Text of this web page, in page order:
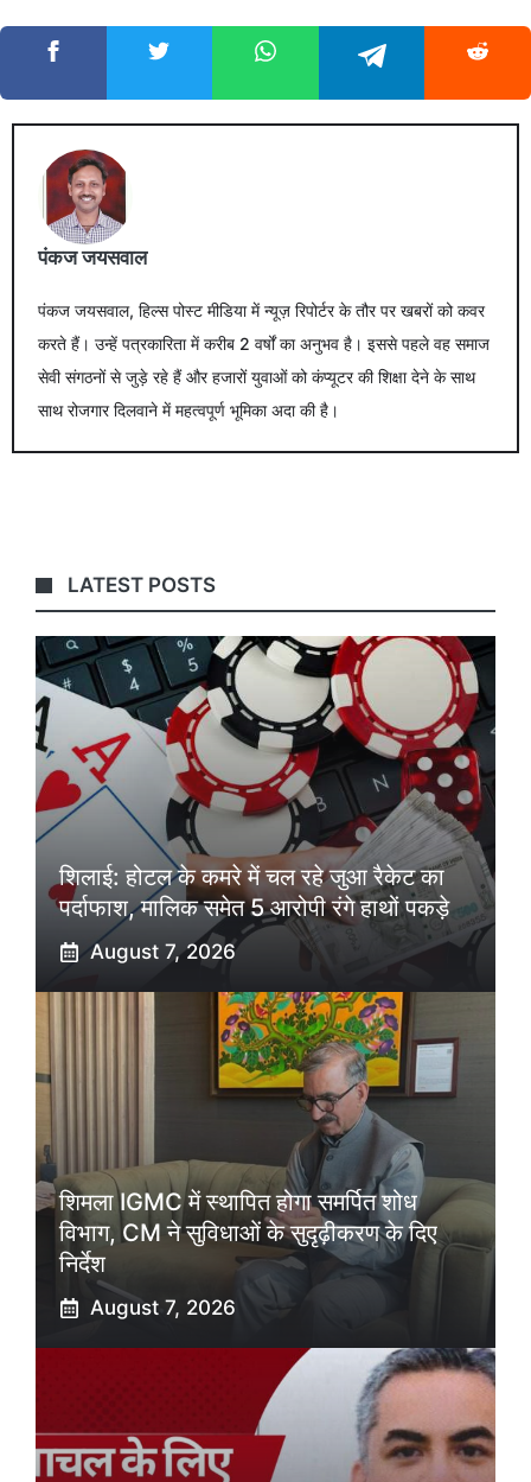
पंकज जयसवाल
पंकज जयसवाल, हिल्स पोस्ट मीडिया में न्यूज़ रिपोर्टर के तौर पर खबरों को कवर
करते हैं। उन्हें पत्रकारिता में करीब 2 वर्षों का अनुभव है। इससे पहले वह समाज
सेवी संगठनों से जुड़े रहे हैं और हजारों युवाओं को कंप्यूटर की शिक्षा देने के साथ
साथ रोजगार दिलवाने में महत्वपूर्ण भूमिका अदा की है।
LATEST POSTS
शिलाई: होटल के कमरे में चल रहे जुआ रैकेट का
पर्दाफाश, मालिक समेत 5 आरोपी रंगे हाथों पकड़े
August 7, 2026
शिमला IGMC में स्थापित होगा समर्पित शोध
विभाग, CM ने सुविधाओं के सुदृढ़ीकरण के दिए
निर्देश
August 7, 2026